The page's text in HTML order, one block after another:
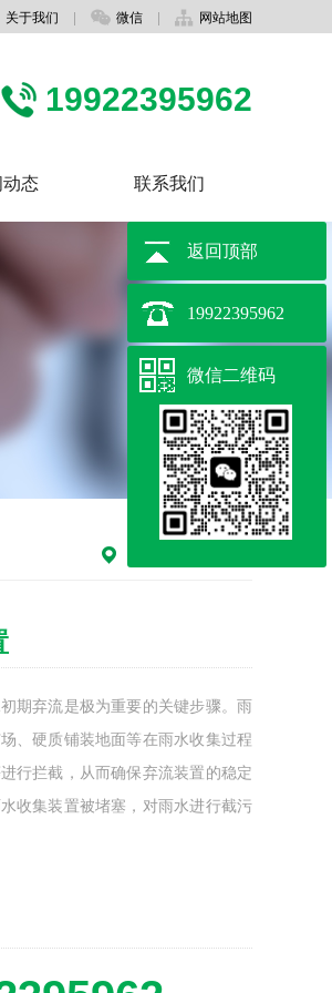
关于我们 | 微信 | 网站地图
19922395962
态 联系我们
期弃流是极为重要的关键步骤。雨
、硬质铺装地面等在雨水收集过程
行拦截，从而确保弃流装置的稳定
收集装置被堵塞，对雨水进行截污
返回顶部
19922395962
微信二维码